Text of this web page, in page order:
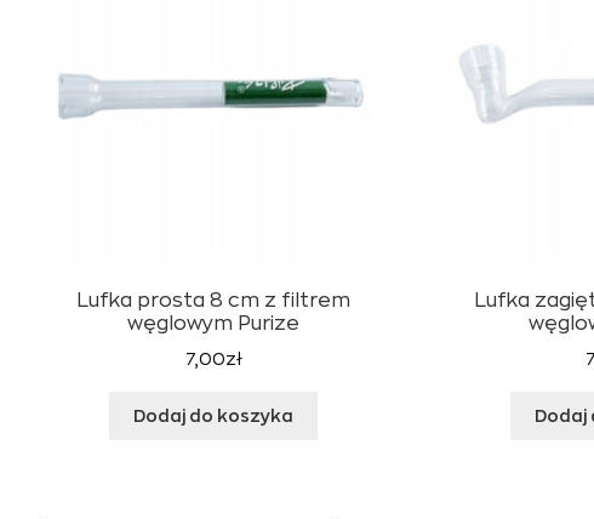
Lufka prosta 8 cm z filtrem
węglowym Purize
7,00zł
Dodaj do koszyka
Lufka
Dodaj